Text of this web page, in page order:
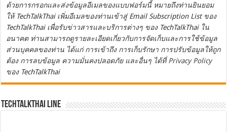
ด้วยการกรอกและส่งข้อมูลอีเมลของแบบฟอร์มนี้ หมายถึงท่านยินยอม
ให้ TechTalkThai เพิ่มอีเมลของท่านเข้าสู่ Email Subscription List ของ
TechTalkThai เพื่อรับข่าวสารและบริการต่างๆ ของ TechTalkThai ใน
อนาคต ท่านสามารถดูรายละเอียดเกี่ยวกับการจัดเก็บและการใช้ข้อมูล
ส่วนบุคคลของท่าน ได้แก่ การเข้าถึง การเก็บรักษา การปรับข้อมูลให้ถูก
ต้อง การลบข้อมูล ความมั่นคงปลอดภัย และอื่นๆ ได้ที่Privacy Policy
ของ TechTalkThai
TechTalkThai LINE